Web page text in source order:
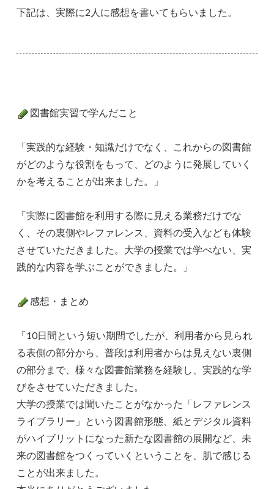
下記は、実際に2人に感想を書いてもらいました。
図書館実習で学んだこと
「実践的な経験・知識だけでなく、これからの図書館
がどのような役割をもって、どのように発展していく
かを考えることが出来ました。」
「実際に図書館を利用する際に見える業務だけでな
く、その裏側やレファレンス、資料の受入なども体験
させていただきました。大学の授業では学べない、実
践的な内容を学ぶことができました。」
感想・まとめ
「10日間という短い期間でしたが、利用者から見られ
る表側の部分から、普段は利用者からは見えない裏側
の部分まで、様々な図書館業務を経験し、実践的な学
びをさせていただきました。
大学の授業では聞いたことがなかった「レファレンス
ライブラリー」という図書館形態、紙とデジタル資料
がハイブリットになった新たな図書館の展開など、未
来の図書館をつくっていくということを、肌で感じる
ことが出来ました。